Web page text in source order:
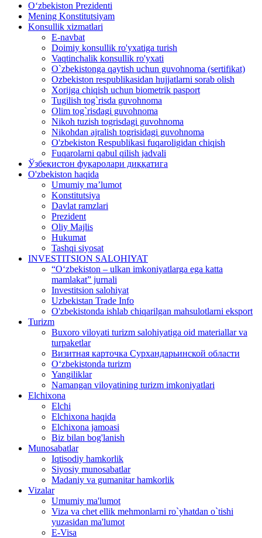
Oʻzbekiston Prezidenti
Mening Konstitutsiyam
Konsullik xizmatlari
E-navbat
Doimiy konsullik ro'yxatiga turish
Vaqtinchalik konsullik ro'yxati
O`zbekistonga qaytish uchun guvohnoma (sertifikat)
Ozbekiston respublikasidan hujjatlarni sorab olish
Xorijga chiqish uchun biometrik pasport
Tugilish tog`risda guvohnoma
Olim tog`risdagi guvohnoma
Nikoh tuzish togrisdagi guvohnoma
Nikohdan ajralish togrisidagi guvohnoma
O'zbekiston Respublikasi fuqaroligidan chiqish
Fuqarolarni qabul qilish jadvali
Ўзбекистон фуқаролари диққатига
O'zbekiston haqida
Umumiy ma’lumot
Konstitutsiya
Davlat ramzlari
Prezident
Oliy Majlis
Hukumat
Tashqi siyosat
INVESTITSION SALOHIYAT
“Oʻzbekiston – ulkan imkoniyatlarga ega katta
mamlakat” jurnali
Investitsion salohiyat
Uzbekistan Trade Info
O'zbekistonda ishlab chiqarilgan mahsulotlarni eksport
Turizm
Buxoro viloyati turizm salohiyatiga oid materiallar va
turpaketlar
Визитная карточка Сурхандарьинской области
Oʻzbekistonda turizm
Yangiliklar
Namangan viloyatining turizm imkoniyatlari
Elchixona
Elchi
Elchixona haqida
Elchixona jamoasi
Biz bilan bog'lanish
Munosabatlar
Iqtisodiy hamkorlik
Siyosiy munosabatlar
Madaniy va gumanitar hamkorlik
Vizalar
Umumiy ma'lumot
Viza va chet ellik mehmonlarni ro`yhatdan o`tishi
yuzasidan ma'lumot
E-Visa